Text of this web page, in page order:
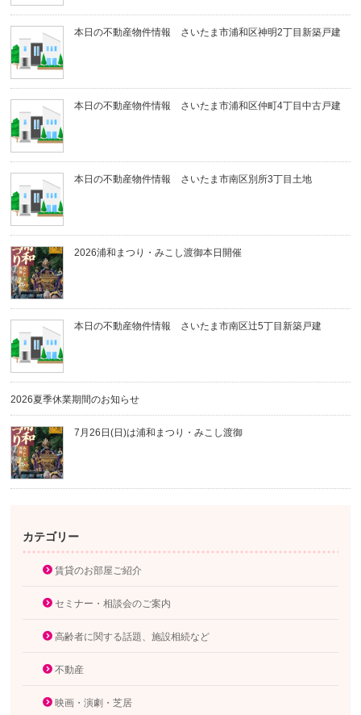
本日の不動産物件情報 さいたま市浦和区神明2丁目新築戸建
本日の不動産物件情報 さいたま市浦和区仲町4丁目中古戸建
本日の不動産物件情報 さいたま市南区別所3丁目土地
2026浦和まつり・みこし渡御本日開催
本日の不動産物件情報 さいたま市南区辻5丁目新築戸建
2026夏季休業期間のお知らせ
7月26日(日)は浦和まつり・みこし渡御
カテゴリー
賃貸のお部屋ご紹介
セミナー・相談会のご案内
高齢者に関する話題、施設相続など
不動産
映画・演劇・芝居